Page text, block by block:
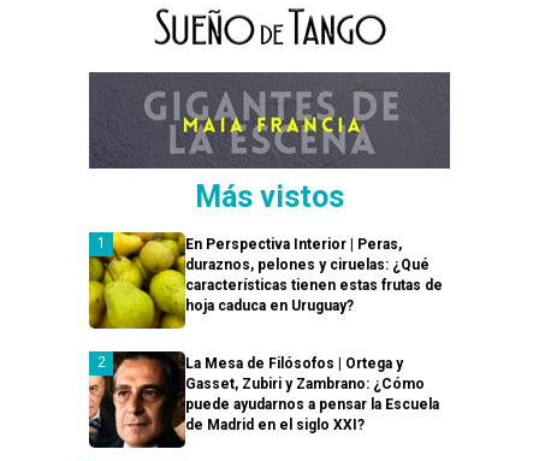
Más vistos
En Perspectiva Interior | Peras,
duraznos, pelones y ciruelas: ¿Qué
características tienen estas frutas de
hoja caduca en Uruguay?
La Mesa de Filósofos | Ortega y
Gasset, Zubiri y Zambrano: ¿Cómo
puede ayudarnos a pensar la Escuela
de Madrid en el siglo XXI?